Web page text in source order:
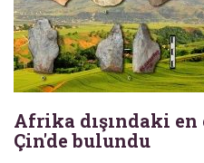
Afrika dışındaki
Çin'de bulundu